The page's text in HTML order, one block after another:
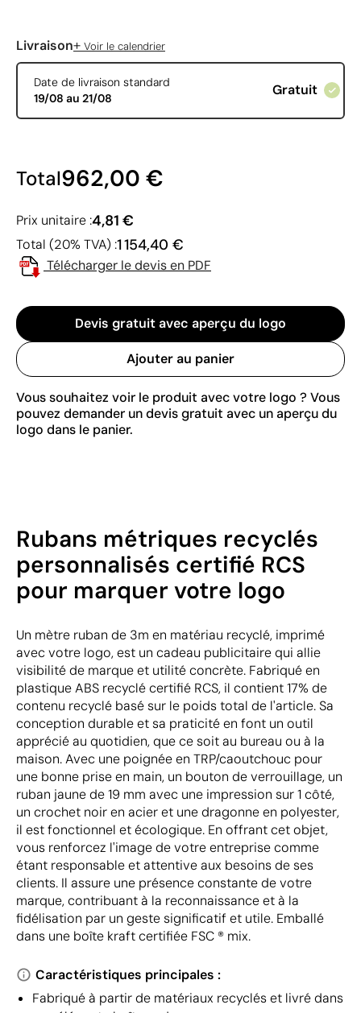
Livraison+ Voir le calendrier
Date de livraison standard
19/08 au 21/08
Gratuit
Total962,00 €
Prix unitaire :4,81 €
Total (20% TVA) :1 154,40 €
Télécharger le devis en PDF
Devis gratuit avec aperçu du logo
Ajouter au panier
Vous souhaitez voir le produit avec votre logo ? Vous
pouvez demander un devis gratuit avec un aperçu du
logo dans le panier.
Rubans métriques recyclés
personnalisés certifié RCS
pour marquer votre logo
Un mètre ruban de 3m en matériau recyclé, imprimé
avec votre logo, est un cadeau publicitaire qui allie
visibilité de marque et utilité concrète. Fabriqué en
plastique ABS recyclé certifié RCS, il contient 17% de
contenu recyclé basé sur le poids total de l'article. Sa
conception durable et sa praticité en font un outil
apprécié au quotidien, que ce soit au bureau ou à la
maison. Avec une poignée en TRP/caoutchouc pour
une bonne prise en main, un bouton de verrouillage, un
ruban jaune de 19 mm avec une impression sur 1 côté,
un crochet noir en acier et une dragonne en polyester,
il est fonctionnel et écologique. En offrant cet objet,
vous renforcez l'image de votre entreprise comme
étant responsable et attentive aux besoins de ses
clients. Il assure une présence constante de votre
marque, contribuant à la reconnaissance et à la
fidélisation par un geste significatif et utile. Emballé
dans une boîte kraft certifiée FSC ® mix.
Caractéristiques principales :
Fabriqué à partir de matériaux recyclés et livré dans